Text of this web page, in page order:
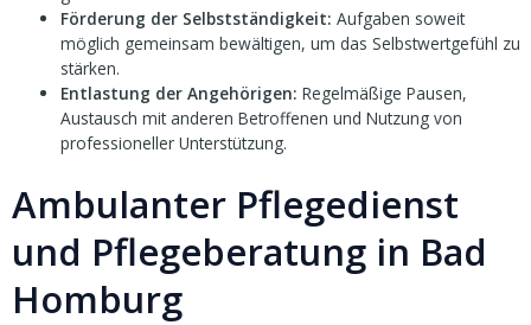
Förderung der Selbstständigkeit: Aufgaben soweit
möglich gemeinsam bewältigen, um das Selbstwertgefühl zu
stärken.
Entlastung der Angehörigen: Regelmäßige Pausen,
Austausch mit anderen Betroffenen und Nutzung von
professioneller Unterstützung.
Ambulanter Pflegedienst
und Pflegeberatung in Bad
Homburg